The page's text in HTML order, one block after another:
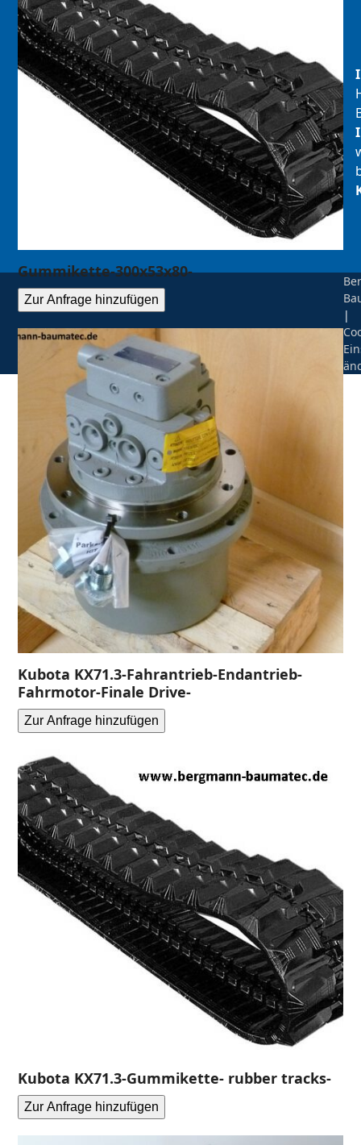
Gummikette-300x53x80-
Zur Anfrage hinzufügen
Kubota KX71.3-Fahrantrieb-Endantrieb-
Fahrmotor-Finale Drive-
Zur Anfrage hinzufügen
Kubota KX71.3-Gummikette- rubber tracks-
Zur Anfrage hinzufügen
|